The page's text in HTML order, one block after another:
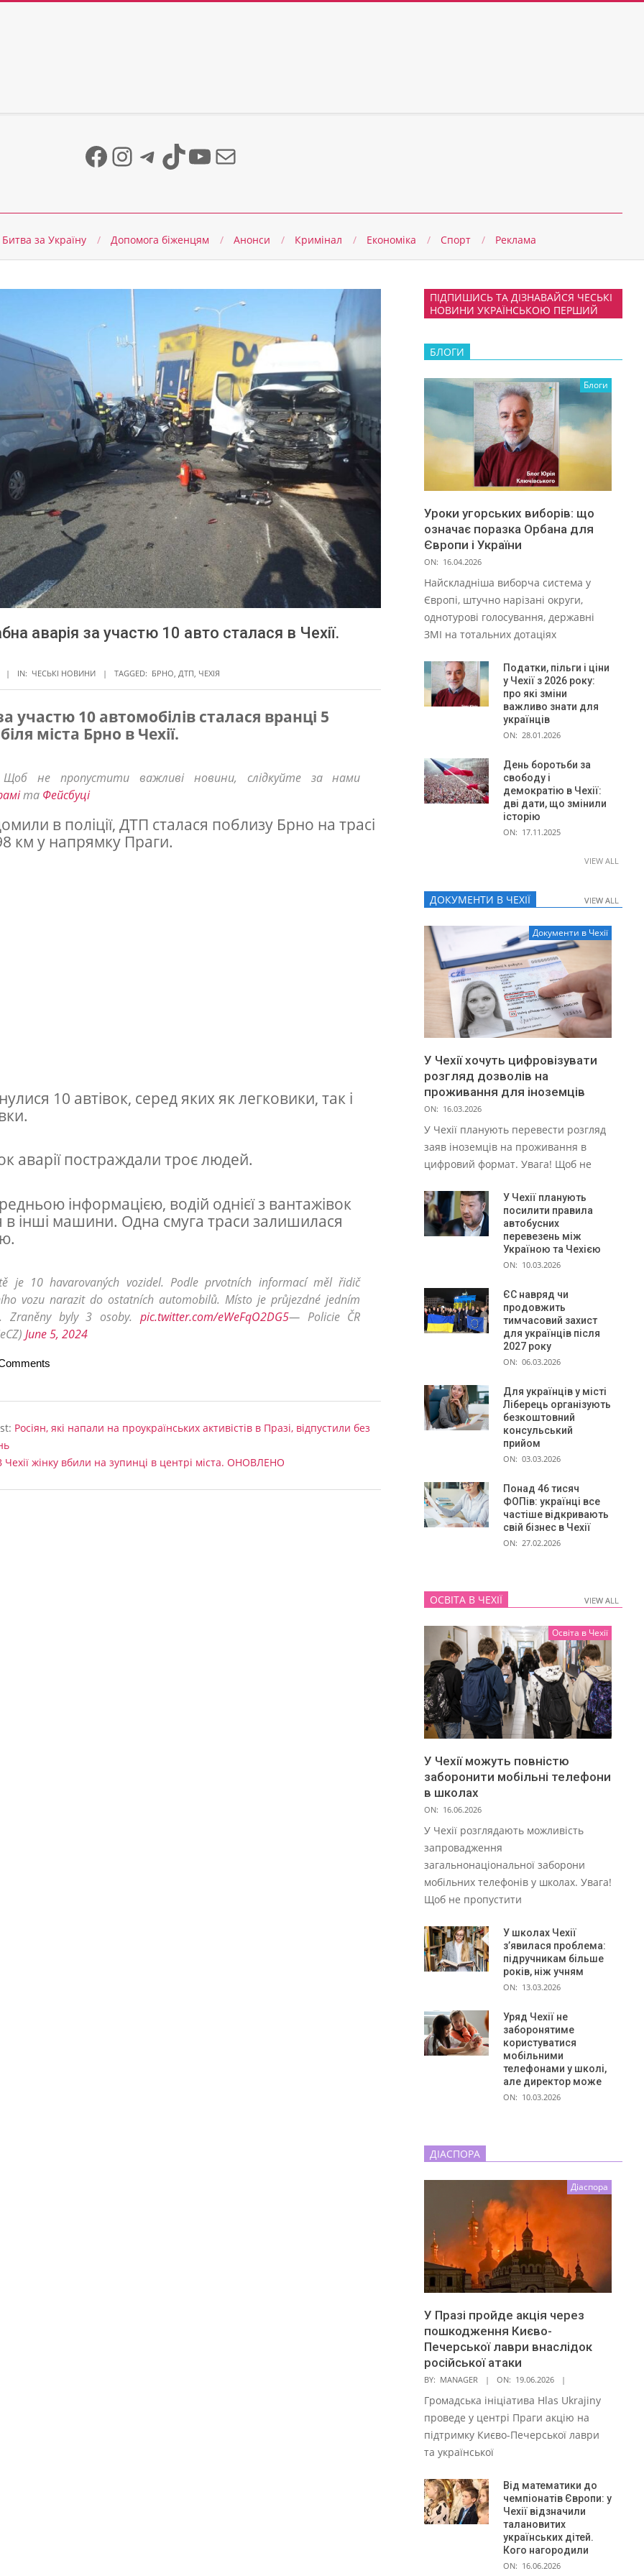
Facebook
Instagram
Telegram
TikTok
YouTube
Mail
Битва за Україну Допомога біженцям Анонси Кримінал Економіка Спорт Реклама
аварія за участю 10 авто сталася в Чехії.
IN: ЧЕСЬКІ НОВИНИ TAGGED: БРНО ДТП ЧЕХІЯ
участю 10 автомобілів сталася вранці 5
міста Брно в Чехії.
Щоб не пропустити важливі новини, слідкуйте за нами
та Фейсбуці
в поліції, ДТП сталася поблизу Брно на трасі
км у напрямку Праги.
10 автівок, серед яких як легковики, так і
аварії постраждали троє людей.
інформацією, водій однієї з вантажівок
в інші машини. Одна смуга траси залишилася
je 10 havarovaných vozidel. Podle prvotních informací měl řidič
vozu narazit do ostatních automobilů. Místo je průjezdné jedním
Zraněny byly 3 osoby. pic.twitter.com/eWeFqO2DG5— Policie ČR
June 5, 2024
Росіян, які напали на проукраїнських активістів в Празі, відпустили без
Чехії жінку вбили на зупинці в центрі міста. ОНОВЛЕНО
ПІДПИШИСЬ ТА ДІЗНАВАЙСЯ ЧЕСЬКІ
НОВИНИ УКРАЇНСЬКОЮ ПЕРШИЙ
БЛОГИ
Блоги
Уроки угорських виборів: що
означає поразка Орбана для
Європи і України
ON: 16.04.2026
Найскладніша виборча система у
Європі, штучно нарізані округи,
однотурові голосування, державні
ЗМІ на тотальних дотаціях
Податки, пільги і ціни
у Чехії з 2026 року:
про які зміни
важливо знати для
українців
ON: 28.01.2026
День боротьби за
свободу і
демократію в Чехії:
дві дати, що змінили
історію
ON: 17.11.2025
VIEW ALL
ДОКУМЕНТИ В ЧЕХІЇ VIEW ALL
Документи в Чехії
У Чехії хочуть цифровізувати
розгляд дозволів на
проживання для іноземців
ON: 16.03.2026
У Чехії планують перевести розгляд
заяв іноземців на проживання в
цифровий формат. Увага! Щоб не
У Чехії планують
посилити правила
автобусних
перевезень між
Україною та Чехією
ON: 10.03.2026
ЄС навряд чи
продовжить
тимчасовий захист
для українців після
2027 року
ON: 06.03.2026
Для українців у місті
Ліберець організують
безкоштовний
консульський
прийом
ON: 03.03.2026
Понад 46 тисяч
ФОПів: українці все
частіше відкривають
свій бізнес в Чехії
ON: 27.02.2026
VIEW ALL
ОСВІТА В ЧЕХІЇ VIEW ALL
Освіта в Чехії
У Чехії можуть повністю
заборонити мобільні телефони
в школах
ON: 16.06.2026
У Чехії розглядають можливість
запровадження
загальнонаціональної заборони
мобільних телефонів у школах. Увага!
Щоб не пропустити
У школах Чехії
з’явилася проблема:
підручникам більше
років, ніж учням
ON: 13.03.2026
Уряд Чехії не
заборонятиме
користуватися
мобільними
телефонами у школі,
але директор може
ON: 10.03.2026
VIEW ALL
ДІАСПОРА
Діаспора
У Празі пройде акція через
пошкодження Києво-
Печерської лаври внаслідок
російської атаки
BY: MANAGER ON: 19.06.2026
Громадська ініціатива Hlas Ukrajiny
проведе у центрі Праги акцію на
підтримку Києво-Печерської лаври
та української
Від математики до
чемпіонатів Європи: у
Чехії відзначили
талановитих
українських дітей.
Кого нагородили
ON: 16.06.2026